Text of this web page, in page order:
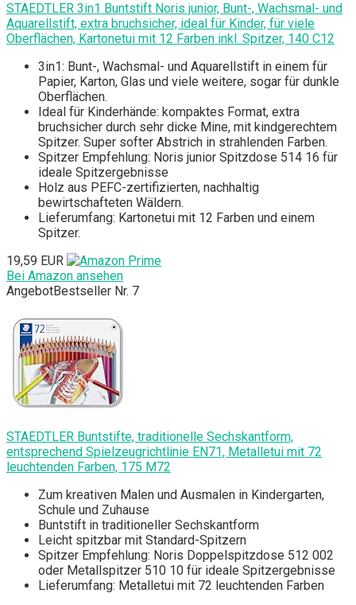
STAEDTLER 3in1 Buntstift Noris junior, Bunt-, Wachsmal- und
Aquarellstift, extra bruchsicher, ideal für Kinder, für viele
Oberflächen, Kartonetui mit 12 Farben inkl. Spitzer, 140 C12
3in1: Bunt-, Wachsmal- und Aquarellstift in einem für
Papier, Karton, Glas und viele weitere, sogar für dunkle
Oberflächen.
Ideal für Kinderhände: kompaktes Format, extra
bruchsicher durch sehr dicke Mine, mit kindgerechtem
Spitzer. Super softer Abstrich in strahlenden Farben.
Spitzer Empfehlung: Noris junior Spitzdose 514 16 für
ideale Spitzergebnisse
Holz aus PEFC-zertifizierten, nachhaltig
bewirtschafteten Wäldern.
Lieferumfang: Kartonetui mit 12 Farben und einem
Spitzer.
19,59 EUR
Bei Amazon ansehen
AngebotBestseller Nr. 7
STAEDTLER Buntstifte, traditionelle Sechskantform,
entsprechend Spielzeugrichtlinie EN71, Metalletui mit 72
leuchtenden Farben, 175 M72
Zum kreativen Malen und Ausmalen in Kindergarten,
Schule und Zuhause
Buntstift in traditioneller Sechskantform
Leicht spitzbar mit Standard-Spitzern
Spitzer Empfehlung: Noris Doppelspitzdose 512 002
oder Metallspitzer 510 10 für ideale Spitzergebnisse
Lieferumfang: Metalletui mit 72 leuchtenden Farben